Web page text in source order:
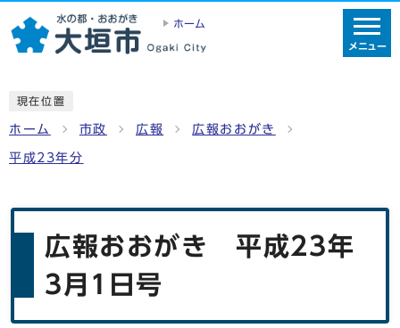
ホーム
メニュー
現在位置
ホーム 市政 広報 広報おおがき
平成23年分
広報おおがき 平成23年
3月1日号